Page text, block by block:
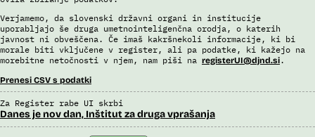
Verjamemo, da slovenski državni organi in institucije
uporabljajo še druga umetnointeligenčna orodja, o katerih
javnost ni obveščena. Če imaš kakršnekoli informacije, ki bi
morale biti vključene v register, ali pa podatke, ki kažejo na
morebitne netočnosti v njem, nam piši na registerUI@djnd.si.
Prenesi CSV s podatki
Za Register rabe UI skrbi
Danes je nov dan, Inštitut za druga vprašanja